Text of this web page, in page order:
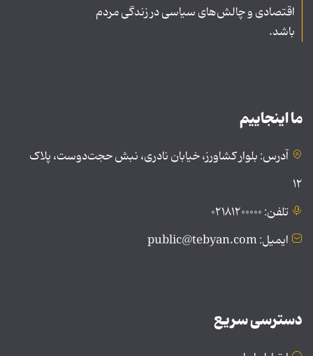
اقتصادی و چالش‌های سیاسی در زندگی مردم
باشد.
ما اینجاییم
آدرس: بلوار کشاورز، خیابان نادری، نبش حجت‌دوست، پلاک
۱۲
تلفن: ۰۲۱۸۱۲۰۰۰۰۰
ایمیل: public@tebyan.com
دسترسی سریع